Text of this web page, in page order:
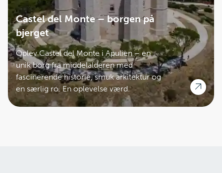
Castel del Monte – borgen på
bjerget
Oplev Castel del Monte i Apulien – en
unik borg fra middelalderen med
fascinerende historie, smuk arkitektur og
en særlig ro. En oplevelse værd.